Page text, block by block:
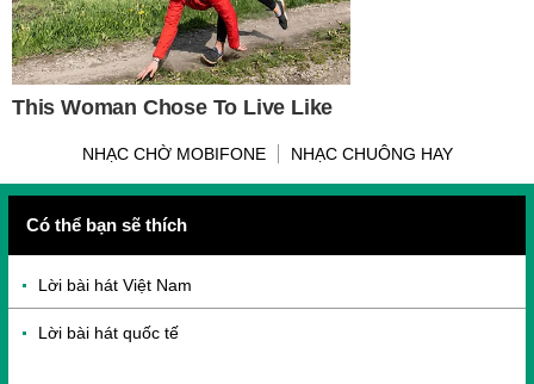
NHẠC CHỜ MOBIFONE NHẠC CHUÔNG HAY
Có thể bạn sẽ thích
Lời bài hát Việt Nam
Lời bài hát quốc tế